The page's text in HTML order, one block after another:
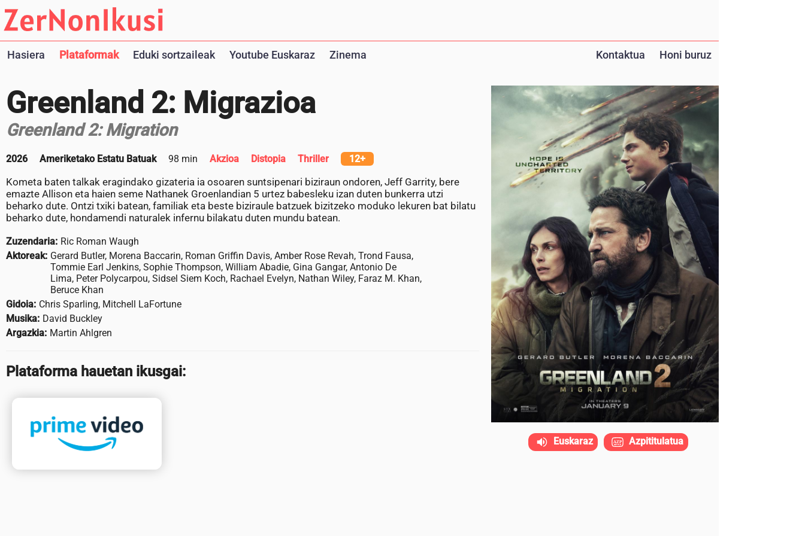
Hasiera Plataformak Eduki sortzaileak Youtube Euskaraz Zinema Kontaktua Honi buruz
Greenland 2: Migrazioa
Greenland 2: Migration
2026 Ameriketako Estatu Batuak 98 min Akzioa Distopia Thriller 12+
Kometa baten talkak eragindako gizateria ia osoaren suntsipenari biziraun ondoren, Jeff Garrity, bere
emazte Allison eta haien seme Nathanek Groenlandian 5 urtez babesleku izan duten bunkerra utzi
beharko dute. Ontzi txiki batean, familiak eta beste biziraule batzuek bizitzeko moduko lekuren bat bilatu
beharko dute, hondamendi naturalek infernu bilakatu duten mundu batean.
Zuzendaria: Ric Roman Waugh
Aktoreak: Gerard Butler, Morena Baccarin, Roman Griffin Davis, Amber Rose Revah, Trond Fausa,
Tommie Earl Jenkins, Sophie Thompson, William Abadie, Gina Gangar, Antonio De
Lima, Peter Polycarpou, Sidsel Siem Koch, Rachael Evelyn, Nathan Wiley, Faraz M. Khan,
Beruce Khan
Gidoia: Chris Sparling, Mitchell LaFortune
Musika: David Buckley
Argazkia: Martin Ahlgren
Plataforma hauetan ikusgai:
Euskaraz Azpititulatua